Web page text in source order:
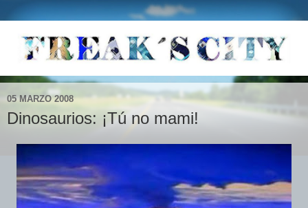
05 MARZO 2008
Dinosaurios: ¡Tú no mami!